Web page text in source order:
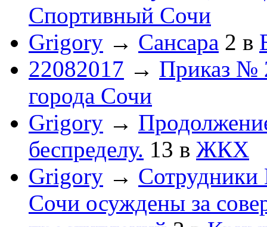
Спортивный Сочи
Grigory → Сансара 2 в
22082017 → Приказ №
города Сочи
Grigory →
беспределу. 13 в ЖКХ
Grigory →
Сочи осуждены за